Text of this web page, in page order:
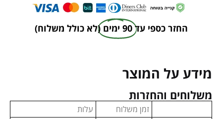
החזר כספי עד 90 ימים (לא כולל משלוח)
מידע על המוצר
משלוחים והחזרות
זמן משלוח
עלות